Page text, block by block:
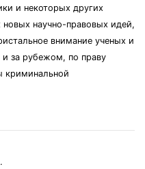
и некоторых других
научно-правовых идей,
внимание ученых и
и за рубежом, по праву
криминальной